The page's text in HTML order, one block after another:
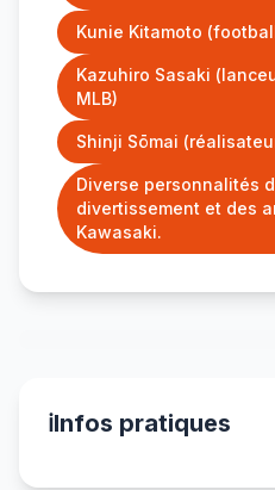
Kunie Kitamoto
Kazuhiro Sasaki
MLB)
Shinji Sōmai
Diverse personnalités
divertissement et des
Kawasaki.
ℹ️Infos pratiques